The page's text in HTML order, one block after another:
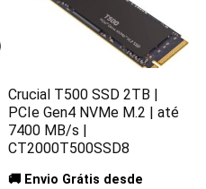
Crucial T500 SSD 2TB |
PCIe Gen4 NVMe M.2 | até
7400 MB/s |
CT2000T500SSD8
🚚 Envio Grátis desde